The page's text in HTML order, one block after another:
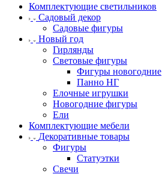
Комплектующие светильников
Садовый декор
Садовые фигуры
Новый год
Гирлянды
Световые фигуры
Фигуры новогодние
Панно НГ
Елочные игрушки
Новогодние фигуры
Ели
Комплектующие мебели
Декоративные товары
Фигуры
Статуэтки
Свечи